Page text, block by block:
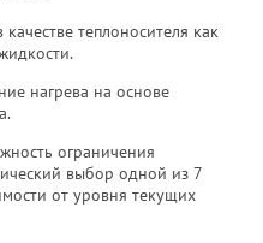
теплоносителя как
нагрева на основе
ограничения
выбор одной из 7
от уровня текущих